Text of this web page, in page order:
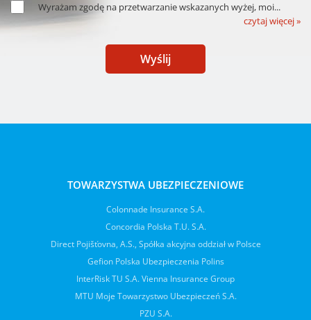
Wyrażam zgodę na przetwarzanie wskazanych wyżej, moi...
czytaj więcej »
Wyślij
TOWARZYSTWA UBEZPIECZENIOWE
Colonnade Insurance S.A.
Concordia Polska T.U. S.A.
Direct Pojišťovna, A.S., Spółka akcyjna oddział w Polsce
Gefion Polska Ubezpieczenia Polins
InterRisk TU S.A. Vienna Insurance Group
MTU Moje Towarzystwo Ubezpieczeń S.A.
PZU S.A.